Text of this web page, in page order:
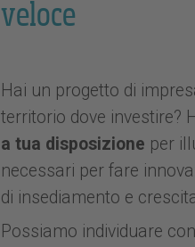
veloce
Hai un progetto di
territorio dove investire?
a tua disposizione per
necessari per fare
di insediamento e
Possiamo individuare